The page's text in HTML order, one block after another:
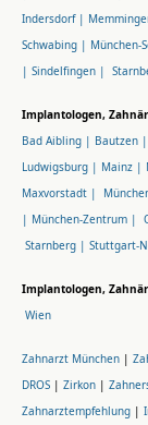
Indersdorf |
Schwabing | München-
| Sindelfingen |
Implantologen,
Bad Aibling | Bautzen |
Ludwigsburg | Mainz |
Maxvorstadt |
| München-Zentrum |
Starnberg | Stuttgart-
Implantologen,
Wien
Zahnarzt München |
DROS | Zirkon |
Zahnarztempfehlung |